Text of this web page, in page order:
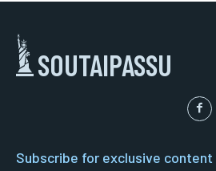
SOUTAIPASSU
Subscribe for exclusive content